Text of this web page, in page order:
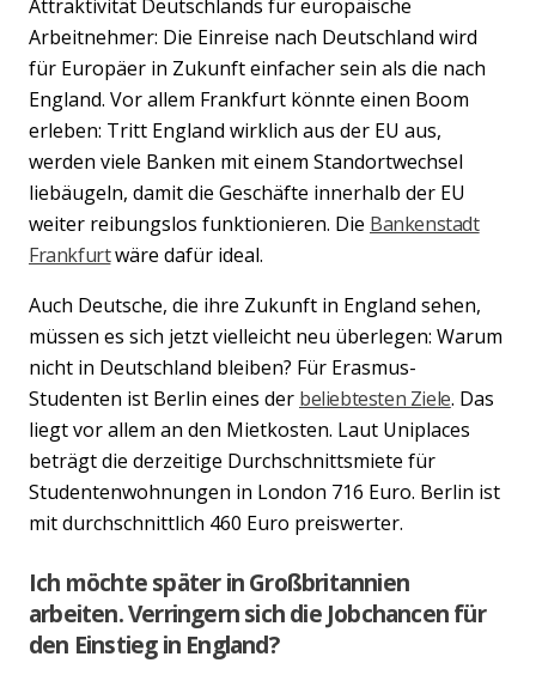
Attraktivität Deutschlands für europäische
Arbeitnehmer: Die Einreise nach Deutschland wird
für Europäer in Zukunft einfacher sein als die nach
England. Vor allem Frankfurt könnte einen Boom
erleben: Tritt England wirklich aus der EU aus,
werden viele Banken mit einem Standortwechsel
liebäugeln, damit die Geschäfte innerhalb der EU
weiter reibungslos funktionieren. Die Bankenstadt
Frankfurtwäre dafür ideal.
Auch Deutsche, die ihre Zukunft in England sehen,
müssen es sich jetzt vielleicht neu überlegen: Warum
nicht in Deutschland bleiben? Für Erasmus-
Studenten ist Berlin eines der beliebtesten Ziele. Das
liegt vor allem an den Mietkosten. Laut Uniplaces
beträgt die derzeitige Durchschnittsmiete für
Studentenwohnungen in London 716 Euro. Berlin ist
mit durchschnittlich 460 Euro preiswerter.
Ich möchte später in Großbritannien
arbeiten. Verringern sich die Jobchancen für
den Einstieg in England?